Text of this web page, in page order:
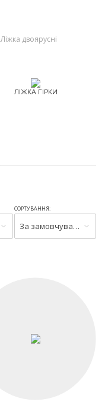
Ліжка двоярусні
ЛІЖКА ГІРКИ
СОРТУВАННЯ:
За замовчуванням